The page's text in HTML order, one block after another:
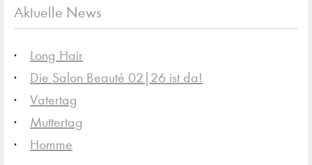
Aktuelle News
Long Hair
Die Salon Beauté 02|26 ist da!
Vatertag
Muttertag
Homme